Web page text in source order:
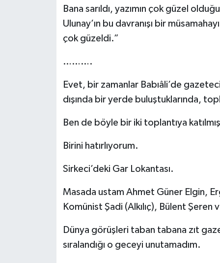
Bana sarıldı, yazımın çok güzel
Ulunay’ın bu davranışı bir
çok güzeldi.”
……….
Evet, bir zamanlar Babıâli’de
dışında bir yerde buluştuklarında,
Ben de böyle bir iki toplantıya
Birini hatırlıyorum.
Sirkeci’deki Gar Lokantası.
Masada ustam Ahmet Güner Elgin,
Komünist Şadi (Alkılıç), Bülent
Dünya görüşleri taban tabana zıt
sıralandığı o geceyi unutamadım.